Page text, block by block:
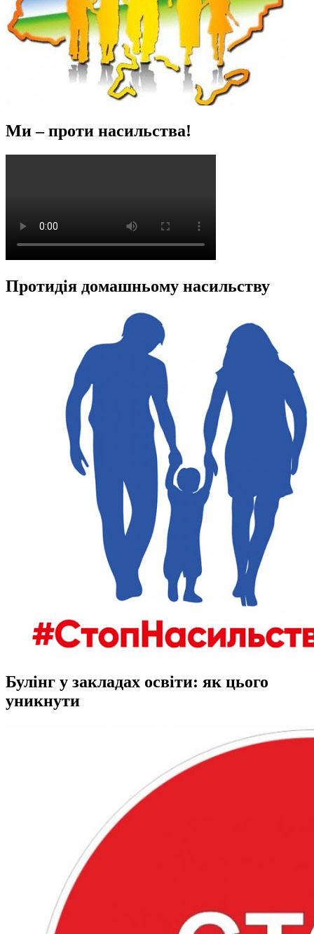
Ми – проти насильства!
Протидія домашньому насильству
Булінг у закладах освіти: як цього
уникнути